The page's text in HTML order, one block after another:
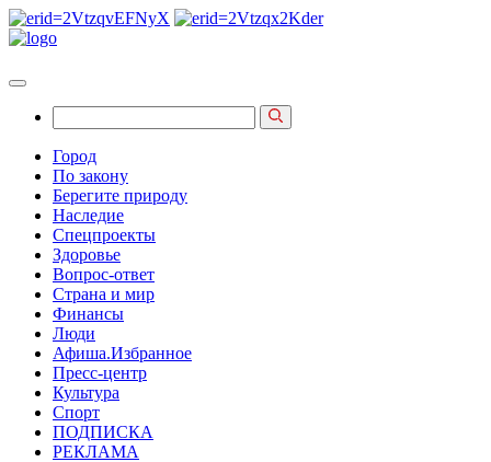
Город
По закону
Берегите природу
Наследие
Спецпроекты
Здоровье
Вопрос-ответ
Страна и мир
Финансы
Люди
Афиша.Избранное
Пресс-центр
Культура
Спорт
ПОДПИСКА
РЕКЛАМА